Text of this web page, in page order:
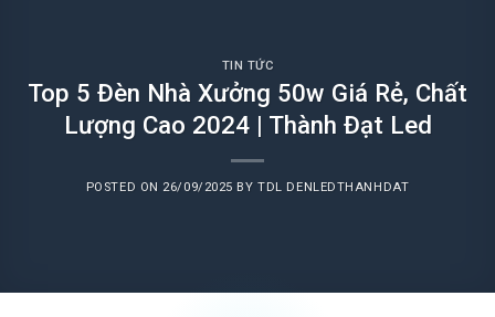
TIN TỨC
Top 5 Đèn Nhà Xưởng 50w Giá Rẻ, Chất
Lượng Cao 2024 | Thành Đạt Led
POSTED ON 26/09/2025 BYTDL DENLEDTHANHDAT